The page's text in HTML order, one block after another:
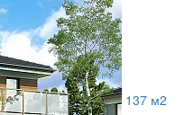
137 м2